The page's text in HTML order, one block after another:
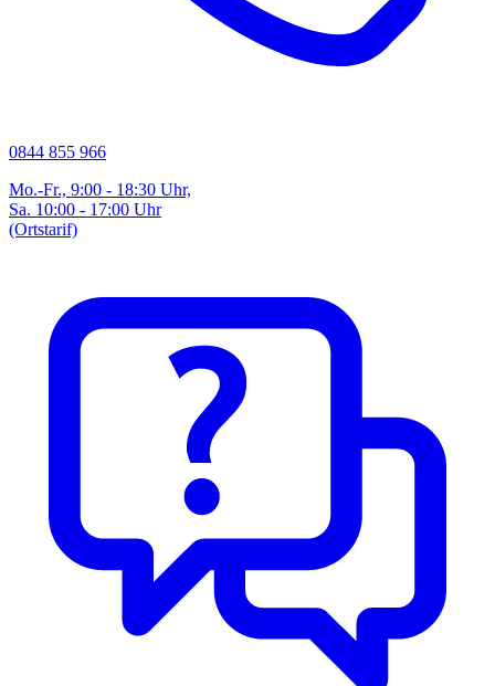
0844 855 966
Mo.-Fr., 9:00 - 18:30 Uhr,
Sa. 10:00 - 17:00 Uhr
(Ortstarif)